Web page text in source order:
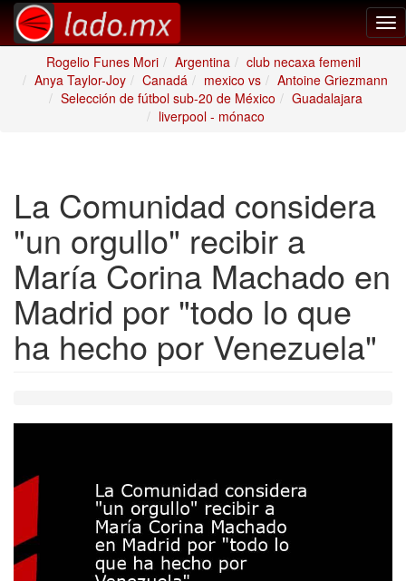
Rogelio Funes Mori
Argentina
club necaxa femenil
Anya Taylor-Joy
Canadá mexico vs
Antoine Griezmann
Selección de fútbol sub-20 de México
Guadalajara
liverpool - mónaco
La Comunidad considera
"un orgullo" recibir a
María Corina Machado en
Madrid por "todo lo que
ha hecho por Venezuela"